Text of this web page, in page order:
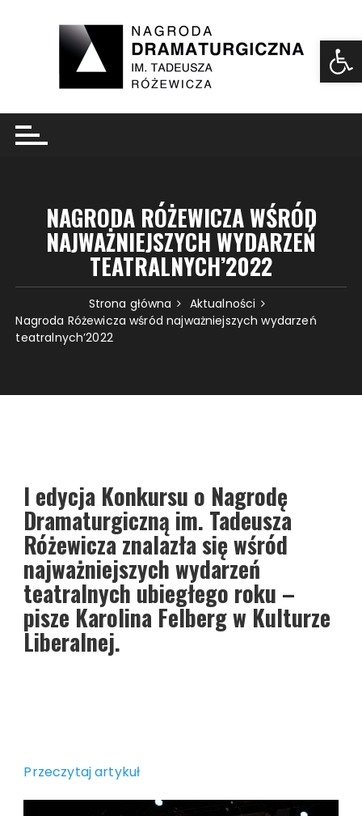
NAGRODA RÓŻEWICZA WŚRÓD
NAJWAŻNIEJSZYCH WYDARZEŃ
TEATRALNYCH’2022
Strona główna
Aktualności
Nagroda Różewicza wśród najważniejszych wydarzeń
teatralnych’2022
I edycja Konkursu o Nagrodę
Dramaturgiczną im. Tadeusza
Różewicza znalazła się wśród
najważniejszych wydarzeń
teatralnych ubiegłego roku –
pisze Karolina Felberg w Kulturze
Liberalnej.
Przeczytaj artykuł